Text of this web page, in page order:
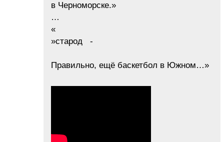
в Черноморске.»
…
«
»старод -
Правильно, ещё баскетбол в Южном…»